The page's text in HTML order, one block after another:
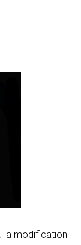
la modification